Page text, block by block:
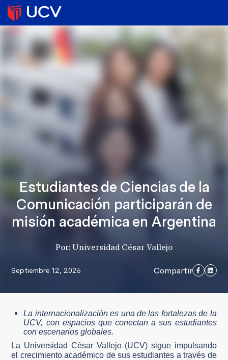
Estudiantes de Ciencias de la
Comunicación participarán de
misión académica en Argentina
Por: Universidad César Vallejo
Septiembre 12, 2025 Compartir
La internacionalización es una de las fortalezas de la
UCV, con espacios que conectan a sus estudiantes
con escenarios globales.
La Universidad César Vallejo (UCV) sigue impulsando
el crecimiento académico de sus estudiantes a través de